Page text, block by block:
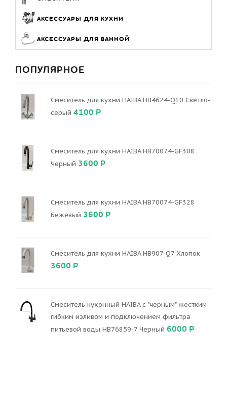
АКСЕССУАРЫ ДЛЯ КУХНИ
АКСЕССУАРЫ ДЛЯ ВАННОЙ
ПОПУЛЯРНОЕ
Смеситель для кухни HAIBA HB4624-Q10 Светло-
серый 4100 Р
Смеситель для кухни HAIBA HB70074-GF308
Черный 3600 Р
Смеситель для кухни HAIBA HB70074-GF328
Бежевый 3600 Р
Смеситель для кухни HAIBA HB907-Q7 Хлопок
3600 Р
Смеситель кухонный HAIBA с "черным" жестким
гибким изливом и подключением фильтра
питьевой воды HB76859-7 Черный 6000 Р